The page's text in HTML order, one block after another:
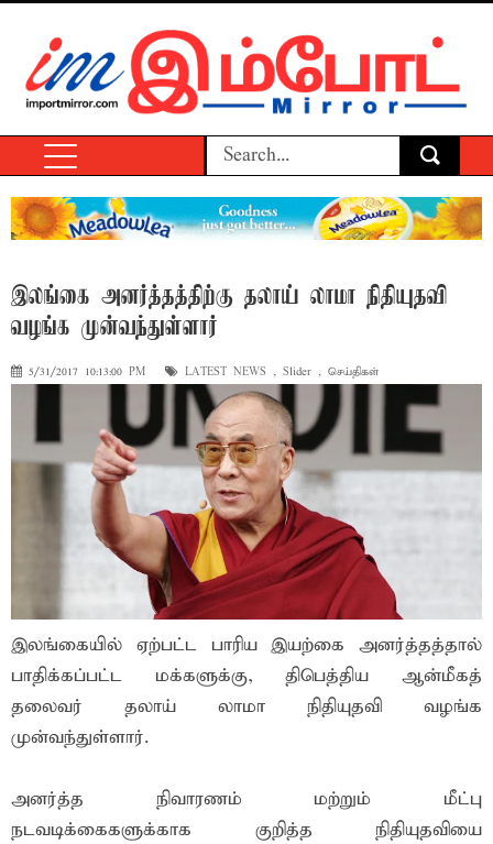
இலங்கை அனர்த்தத்திற்கு தலாய் லாமா நிதியுதவி
வழங்க முன்வந்துள்ளார்
5/31/2017 10:13:00 PM LATEST NEWS , Slider , செய்திகள்
இலங்கையில் ஏற்பட்ட பாரிய இயற்கை அனர்த்தத்தால்
பாதிக்கப்பட்ட மக்களுக்கு, திபெத்திய ஆன்மீகத்
தலைவர் தலாய் லாமா நிதியுதவி வழங்க
முன்வந்துள்ளார்.
அனர்த்த நிவாரணம் மற்றும் மீட்பு
நடவடிக்கைகளுக்காக குறித்த நிதியுதவியை